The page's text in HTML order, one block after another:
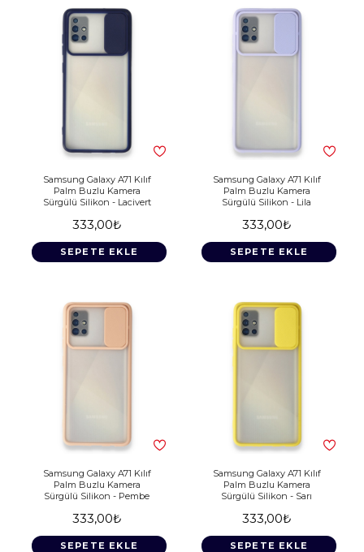
Samsung Galaxy A71 Kılıf
Palm Buzlu Kamera
Sürgülü Silikon - Lacivert
333,00₺
SEPETE EKLE
Samsung Galaxy A71 Kılıf
Palm Buzlu Kamera
Sürgülü Silikon - Lila
333,00₺
SEPETE EKLE
Samsung Galaxy A71 Kılıf
Palm Buzlu Kamera
Sürgülü Silikon - Pembe
333,00₺
SEPETE EKLE
Samsung Galaxy A71 Kılıf
Palm Buzlu Kamera
Sürgülü Silikon - Sarı
333,00₺
SEPETE EKLE